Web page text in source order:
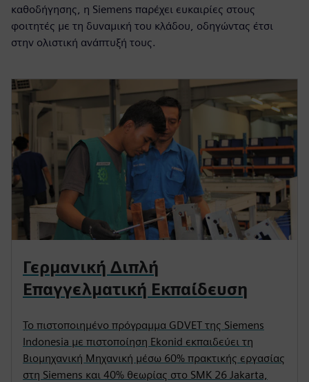
καθοδήγησης, η Siemens παρέχει ευκαιρίες στους
φοιτητές με τη δυναμική του κλάδου, οδηγώντας έτσι
στην ολιστική ανάπτυξή τους.
Γερμανική Διπλή
Επαγγελματική Εκπαίδευση
Το πιστοποιημένο πρόγραμμα GDVET της Siemens
Indonesia με πιστοποίηση Ekonid εκπαιδεύει τη
Βιομηχανική Μηχανική μέσω 60% πρακτικής εργασίας
στη Siemens και 40% θεωρίας στο SMK 26 Jakarta,